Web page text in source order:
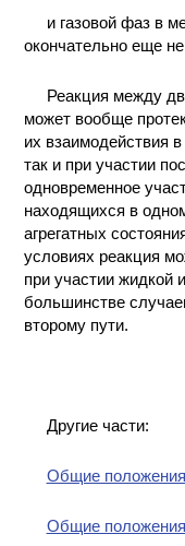
и газовой фаз в
окончательно еще
Реакция между
может вообще
их взаимодействия
так и при участии
одновременное
находящихся в
агрегатных
условиях реакция
при участии жидкой
большинстве
второму пути.
Другие части:
Общие
Общие